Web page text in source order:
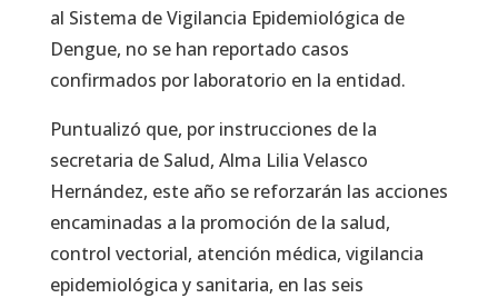
al Sistema de Vigilancia Epidemiológica de
Dengue, no se han reportado casos
confirmados por laboratorio en la entidad.
Puntualizó que, por instrucciones de la
secretaria de Salud, Alma Lilia Velasco
Hernández, este año se reforzarán las acciones
encaminadas a la promoción de la salud,
control vectorial, atención médica, vigilancia
epidemiológica y sanitaria, en las seis